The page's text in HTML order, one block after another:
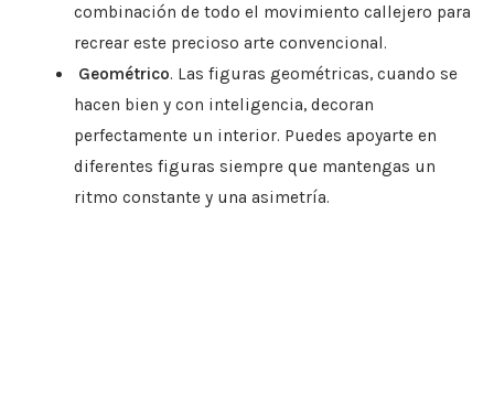
combinación de todo el movimiento callejero para
recrear este precioso arte convencional.
Geométrico. Las figuras geométricas, cuando se
hacen bien y con inteligencia, decoran
perfectamente un interior. Puedes apoyarte en
diferentes figuras siempre que mantengas un
ritmo constante y una asimetría.